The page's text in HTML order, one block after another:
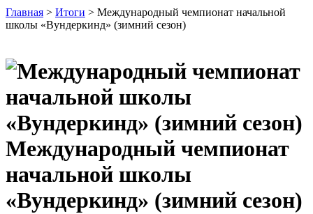
Главная > Итоги > Международный чемпионат начальной
школы «Вундеркинд» (зимний сезон)
Международный чемпионат
начальной школы
«Вундеркинд» (зимний сезон)